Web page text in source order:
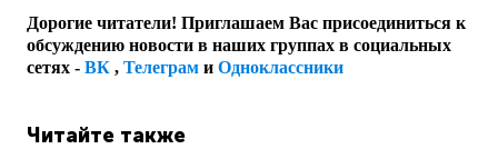
Дорогие читатели! Приглашаем Вас присоединиться к
обсуждению новости в наших группах в социальных
сетях - ВК , Телеграм и Одноклассники
Читайте также